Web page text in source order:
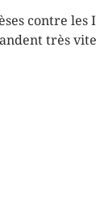
contre les
très